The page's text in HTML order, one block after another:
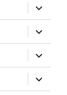
öffnen
öffnen
öffnen
öffnen